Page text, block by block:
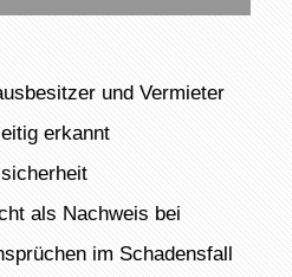
und Vermieter
erkannt
als Nachweis bei
im Schadensfall